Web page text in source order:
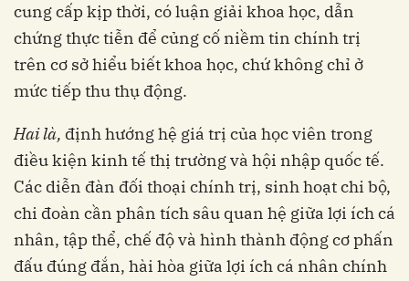
cung cấp kịp thời, có luận giải khoa học, dẫn
chứng thực tiễn để củng cố niềm tin chính trị
trên cơ sở hiểu biết khoa học, chứ không chỉ ở
mức tiếp thu thụ động.
Hai là, định hướng hệ giá trị của học viên trong
điều kiện kinh tế thị trường và hội nhập quốc tế.
Các diễn đàn đối thoại chính trị, sinh hoạt chi bộ,
chi đoàn cần phân tích sâu quan hệ giữa lợi ích cá
nhân, tập thể, chế độ và hình thành động cơ phấn
đấu đúng đắn, hài hòa giữa lợi ích cá nhân chính